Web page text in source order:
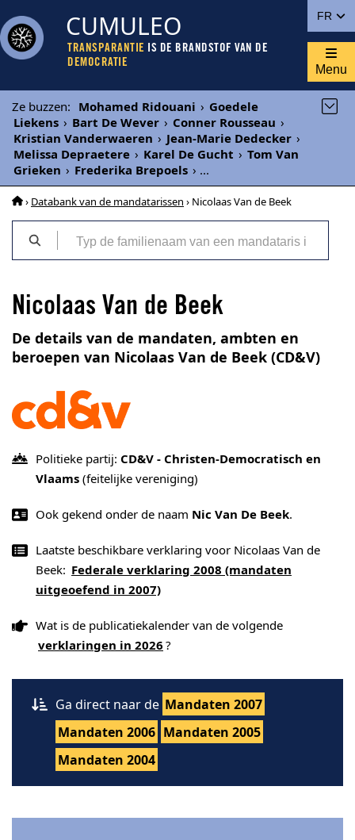
FR
CUMULEO
TRANSPARANTIE IS DE BRANDSTOF VAN DE
DEMOCRATIE
Menu
Ze buzzen: Mohamed Ridouani › Goedele
Liekens › Bart De Wever › Conner Rousseau ›
Kristian Vanderwaeren › Jean-Marie Dedecker ›
Melissa Depraetere › Karel De Gucht › Tom Van
Grieken › Frederika Brepoels › ...
› Databank van de mandatarissen › Nicolaas Van de Beek
Nicolaas Van de Beek
De details van de mandaten, ambten en
beroepen van Nicolaas Van de Beek (CD&V)
Politieke partij: CD&V - Christen-Democratisch en
Vlaams (feitelijke vereniging)
Ook gekend onder de naam Nic Van De Beek.
Laatste beschikbare verklaring voor Nicolaas Van de
Beek: Federale verklaring 2008 (mandaten
uitgeoefend in 2007)
Wat is de publicatiekalender van de volgende
verklaringen in 2026 ?
Ga direct naar de Mandaten 2007
Mandaten 2006 Mandaten 2005
Mandaten 2004